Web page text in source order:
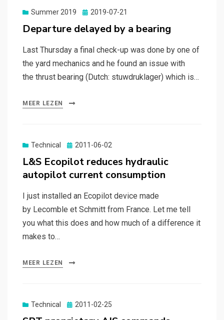
Summer 2019
Gepubliceerd
2019-07-21
Departure delayed by a bearing
Last Thursday a final check-up was done by one of
the yard mechanics and he found an issue with
the thrust bearing (Dutch: stuwdruklager) which is…
MEER LEZEN
Technical
Gepubliceerd
2011-06-02
L&S Ecopilot reduces hydraulic
autopilot current consumption
I just installed an Ecopilot device made
by Lecomble et Schmitt from France. Let me tell
you what this does and how much of a difference it
makes to…
MEER LEZEN
Technical
Gepubliceerd
2011-02-25